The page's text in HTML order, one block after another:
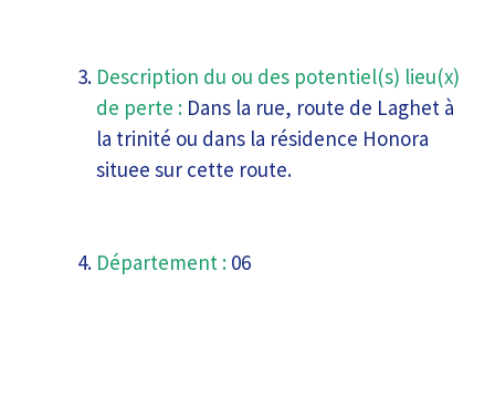
Description du ou des potentiel(s) lieu(x)
de perte : Dans la rue, route de Laghet à
la trinité ou dans la résidence Honora
situee sur cette route.
Département : 06